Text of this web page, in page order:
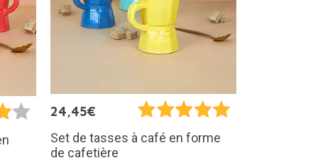
24,45€
Set de tasses à café en forme
de cafetière